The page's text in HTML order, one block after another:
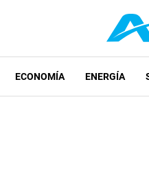
ECONOMÍA ENERGÍA